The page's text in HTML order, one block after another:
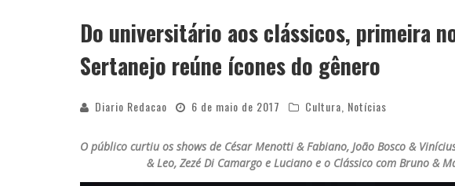
APÓS SAIR DA KONDZILLA, DJ DANNY ALBUQUERQUE INICIA NOVA
Do universitário aos clássicos, primeira
Sertanejo reúne ícones do gênero
Diario Redacao 6 de maio de 2017 Cultura Notícias
O público curtiu os shows de César Menotti & Fabiano, João Bosco &
& Leo, Zezé Di Camargo e Luciano e o Clássico com Bruno &